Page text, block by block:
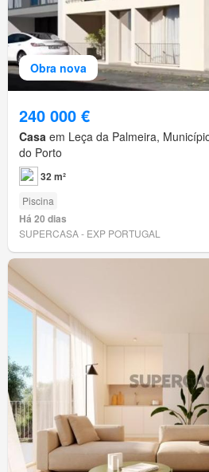
Obra nova
240 000 €
Casa em Leça da Palmeira,
do Porto
32 m²
Piscina
Há 20 dias
SUPERCASA - EXP PORTUGAL